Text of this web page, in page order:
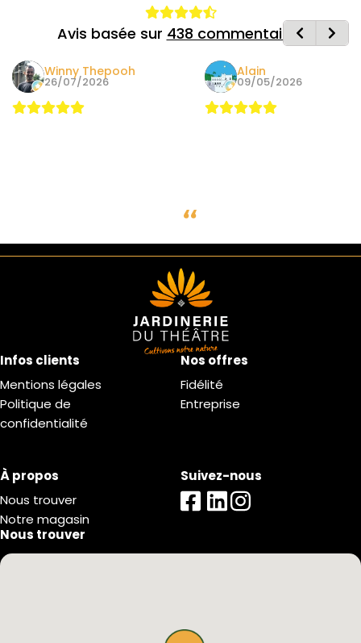
Avis basée sur 438 commentaires
Winny Thepooh
26/07/2026
Alain
09/05/2026
Infos clients
Mentions légales
Politique de
confidentialité
Nos offres
Fidélité
Entreprise
À propos
Nous trouver
Notre magasin
Suivez-nous
Nous trouver